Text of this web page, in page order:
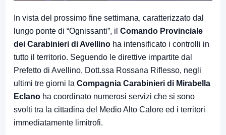
In vista del prossimo fine settimana, caratterizzato dal
lungo ponte di “Ognissanti”, il Comando Provinciale
dei Carabinieri di Avellino ha intensificato i controlli in
tutto il territorio. Seguendo le direttive impartite dal
Prefetto di Avellino, Dott.ssa Rossana Riflesso, negli
ultimi tre giorni la Compagnia Carabinieri di Mirabella
Eclano ha coordinato numerosi servizi che si sono
svolti tra la cittadina del Medio Alto Calore ed i territori
immediatamente limitrofi.